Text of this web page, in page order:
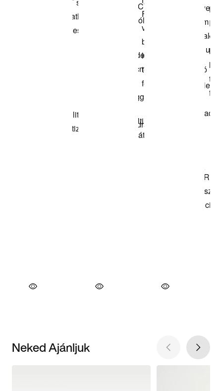
Neked Ajánljuk